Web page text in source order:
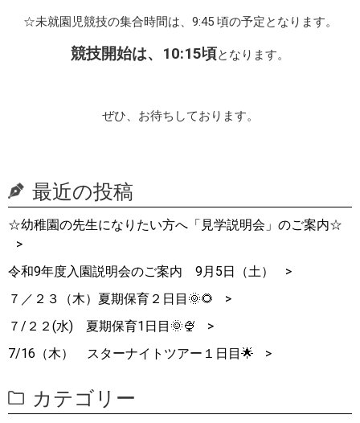
☆未就園児競技の集合時間は、9:45 頃の予定となります。
競技開始は、10:15頃と なります。
ぜひ、お待ちしております。
最近の投稿
☆幼稚園の先生になりたい方へ「見学説明会」のご案内☆
令和9年度入園説明会のご案内 9月5日（土）
７／２３（木）夏期保育２日目🌞🌻
７/２２(水) 夏期保育1日目🌞🍨
7/16（木） スターナイトツアー１日目🌟
カテゴリー